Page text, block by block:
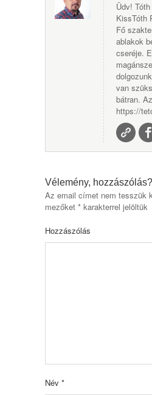
Üdv!
KissTóth
Fő
ablakok
cseréje.
van
bátran.
https://
Vélemény, hozzászólás?
Az email címet nem tesszük
mezőket * karakterrel jelöltük
Hozzászólás
Név *